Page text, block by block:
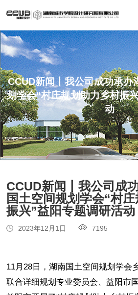
CCUD新闻丨我公司成功承办
划学会“村庄规划助力乡村振
动
CCUD新闻丨我公司成
国土空间规划学会“村
振兴”益阳专题调研活动
2023年12月1日 7195
11月28日，湖南国土空间规划学会
联合详细规划专业委员会、益阳市